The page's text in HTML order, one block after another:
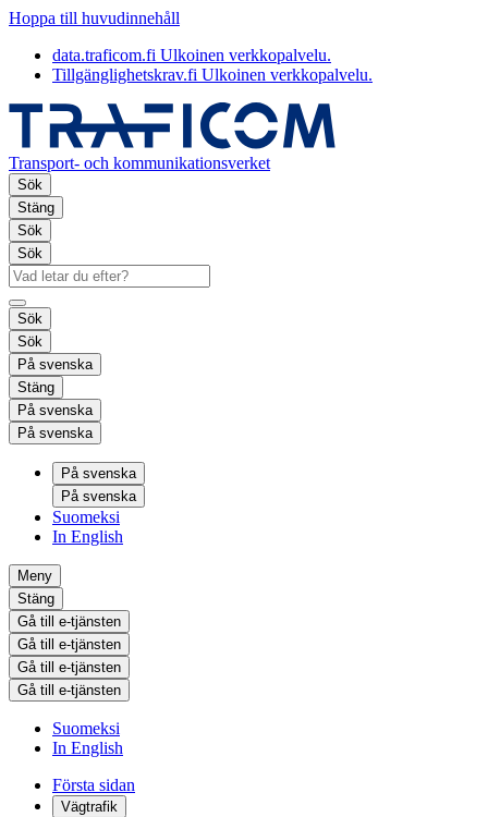
Hoppa till huvudinnehåll
data.traficom.fi Ulkoinen verkkopalvelu.
Tillgänglighetskrav.fi Ulkoinen verkkopalvelu.
Transport- och kommunikationsverket
Sök
Stäng
Sök
Sök
Sök
Sök
På svenska
Stäng
På svenska
På svenska
På svenska
På svenska
Suomeksi
In English
Meny
Stäng
Gå till e-tjänsten
Gå till e-tjänsten
Gå till e-tjänsten
Gå till e-tjänsten
Suomeksi
In English
Första sidan
Vägtrafik